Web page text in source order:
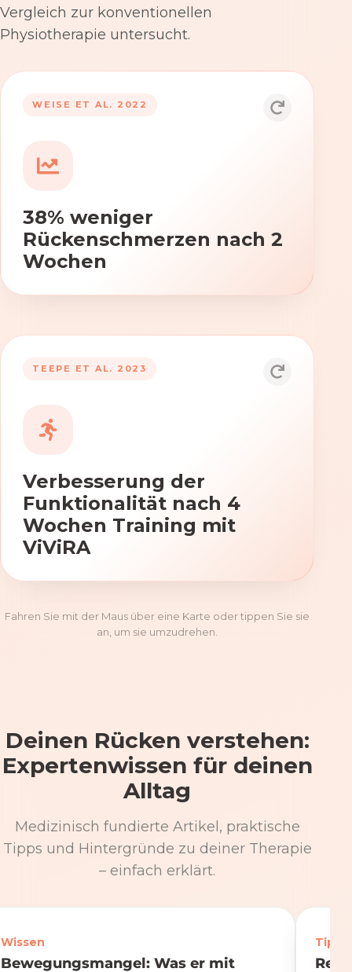
Vergleich zur konventionellen
Physiotherapie untersucht.
WEISE ET AL. 2022
38% weniger
Rückenschmerzen nach 2
Wochen
53% nach 12 Wochen
TEEPE ET AL. 2023
Verbesserung der
Funktionalität nach 4
Wochen Training mit
ViViRA
Durch die Anwendung von ViViRA
Beweglichkeit und Koordination nach
Fahren Sie mit der Maus über eine Karte oder tippen Sie sie
an, um sie umzudrehen.
Deinen Rücken verstehen:
Expertenwissen für deinen
Alltag
Medizinisch fundierte Artikel, praktische
Tipps und Hintergründe zu deiner Therapie
– einfach erklärt.
Wissen
Bewegungsmangel: Was er mit
Tipps